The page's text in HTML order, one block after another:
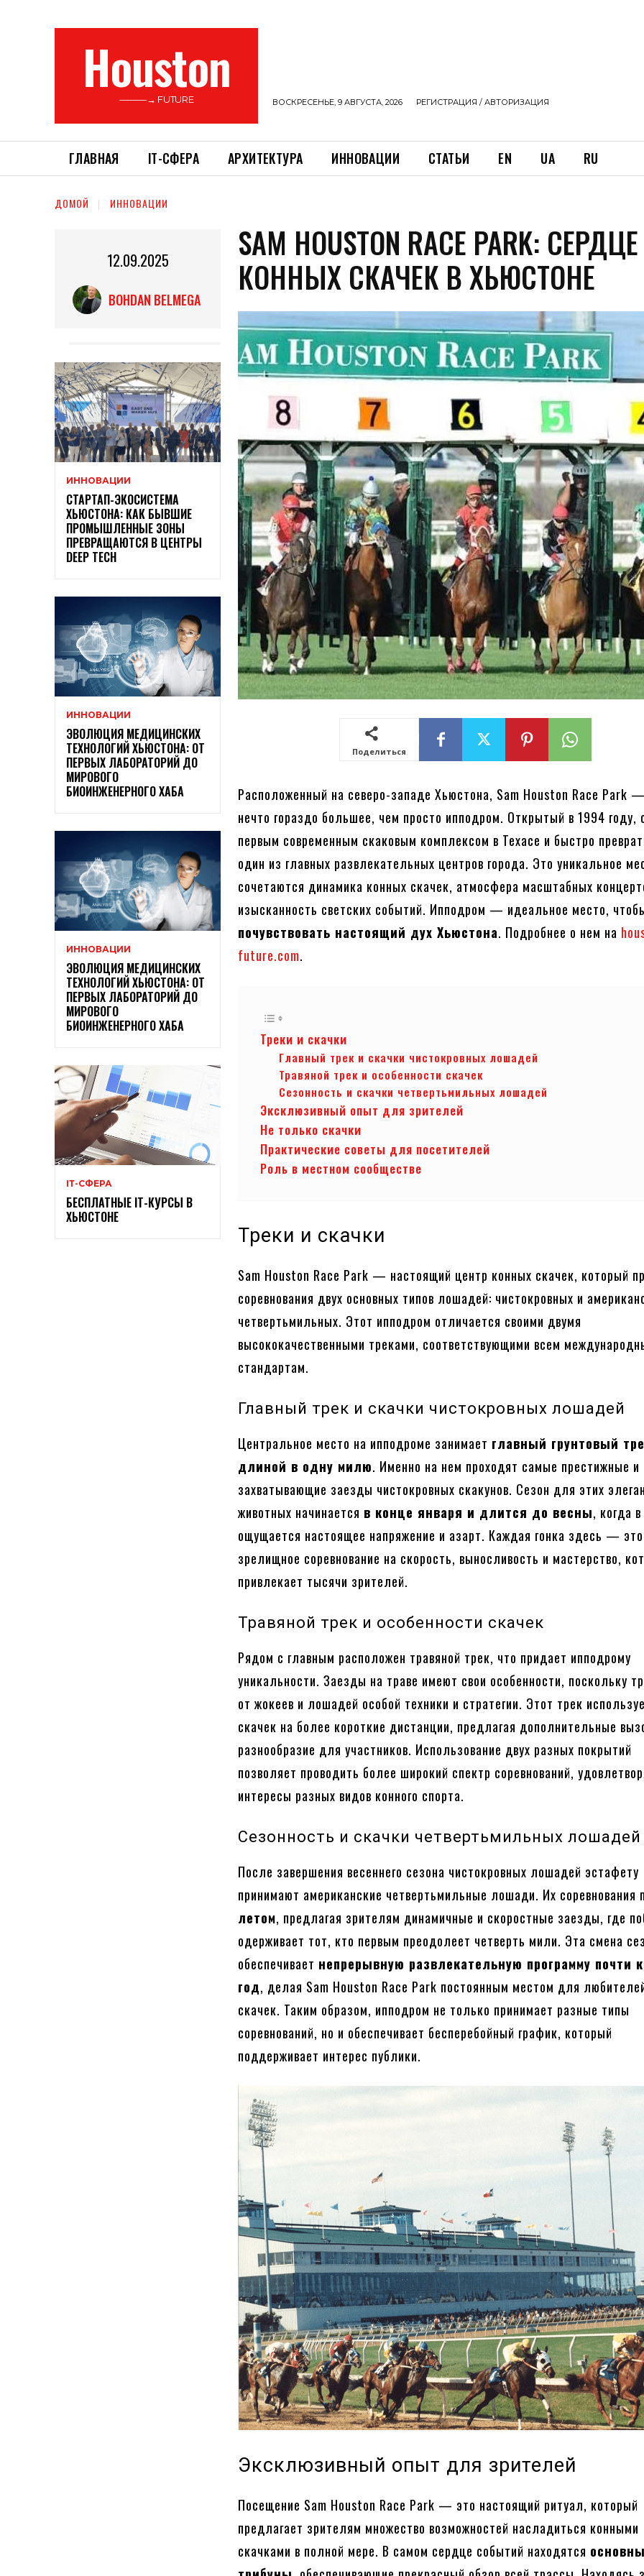
Houston
———→ FUTURE ВОСКРЕСЕНЬЕ, 9 АВГУСТА, 2026 РЕГИСТРАЦИЯ / АВТОРИЗАЦИЯ
ГЛАВНАЯ ІТ-СФЕРА АРХИТЕКТУРА ИННОВАЦИИ СТАТЬИ EN UA RU
ДОМОЙ ИННОВАЦИИ
12.09.2025
BOHDAN BELMEGA
ИННОВАЦИИ
СТАРТАП-ЭКОСИСТЕМА
ХЬЮСТОНА: КАК БЫВШИЕ
ПРОМЫШЛЕННЫЕ ЗОНЫ
ПРЕВРАЩАЮТСЯ В ЦЕНТРЫ
DEEP TECH
ИННОВАЦИИ
ЭВОЛЮЦИЯ МЕДИЦИНСКИХ
ТЕХНОЛОГИЙ ХЬЮСТОНА: ОТ
ПЕРВЫХ ЛАБОРАТОРИЙ ДО
МИРОВОГО
БИОИНЖЕНЕРНОГО ХАБА
ИННОВАЦИИ
ЭВОЛЮЦИЯ МЕДИЦИНСКИХ
ТЕХНОЛОГИЙ ХЬЮСТОНА: ОТ
ПЕРВЫХ ЛАБОРАТОРИЙ ДО
МИРОВОГО
БИОИНЖЕНЕРНОГО ХАБА
ІТ-СФЕРА
БЕСПЛАТНЫЕ ІТ-КУРСЫ В
ХЬЮСТОНЕ
SAM HOUSTON RACE PARK: СЕРДЦЕ
КОННЫХ СКАЧЕК В ХЬЮСТОНЕ
Поделиться
Расположенный на северо-западе Хьюстона, Sam Houston Race Park
нечто гораздо большее, чем просто ипподром. Открытый в 1994 году,
первым современным скаковым комплексом в Техасе и быстро
один из главных развлекательных центров города. Это уникальное
сочетаются динамика конных скачек, атмосфера масштабных
изысканность светских событий. Ипподром — идеальное место,
почувствовать настоящий дух Хьюстона. Подробнее о нем на
future.com.
Треки и скачки
Главный трек и скачки чистокровных лошадей
Травяной трек и особенности скачек
Сезонность и скачки четвертьмильных лошадей
Эксклюзивный опыт для зрителей
Не только скачки
Практические советы для посетителей
Роль в местном сообществе
Треки и скачки
Sam Houston Race Park — настоящий центр конных скачек, который
соревнования двух основных типов лошадей: чистокровных и
четвертьмильных. Этот ипподром отличается своими двумя
высококачественными треками, соответствующими всем
стандартам.
Главный трек и скачки чистокровных лошадей
Центральное место на ипподроме занимает главный грунтовый
длиной в одну милю. Именно на нем проходят самые престижные и
захватывающие заезды чистокровных скакунов. Сезон для этих
животных начинается в конце января и длится до весны, когда
ощущается настоящее напряжение и азарт. Каждая гонка здесь — это
зрелищное соревнование на скорость, выносливость и мастерство,
привлекает тысячи зрителей.
Травяной трек и особенности скачек
Рядом с главным расположен травяной трек, что придает ипподрому
уникальности. Заезды на траве имеют свои особенности, поскольку
от жокеев и лошадей особой техники и стратегии. Этот трек
скачек на более короткие дистанции, предлагая дополнительные
разнообразие для участников. Использование двух разных покрытий
позволяет проводить более широкий спектр соревнований,
интересы разных видов конного спорта.
Сезонность и скачки четвертьмильных лошадей
После завершения весеннего сезона чистокровных лошадей эстафету
принимают американские четвертьмильные лошади. Их соревнования
летом, предлагая зрителям динамичные и скоростные заезды, где
одерживает тот, кто первым преодолеет четверть мили. Эта смена
обеспечивает непрерывную развлекательную программу почти
год, делая Sam Houston Race Park постоянным местом для
скачек. Таким образом, ипподром не только принимает разные типы
соревнований, но и обеспечивает бесперебойный график, который
поддерживает интерес публики.
Эксклюзивный опыт для зрителей
Посещение Sam Houston Race Park — это настоящий ритуал, который
предлагает зрителям множество возможностей насладиться конными
скачками в полной мере. В самом сердце событий находятся